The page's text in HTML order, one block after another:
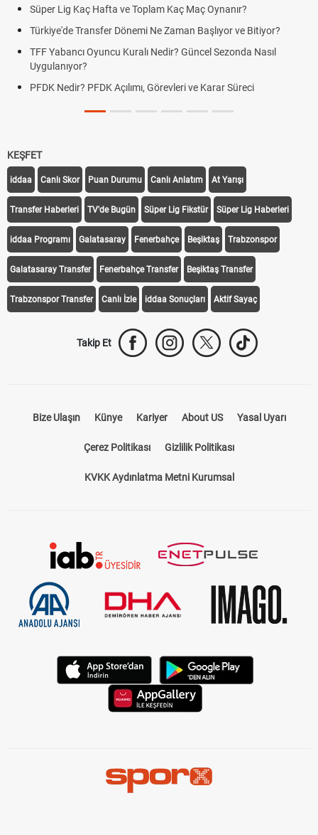
Süper Lig Kaç Hafta ve Toplam Kaç Maç Oynanır?
Türkiye'de Transfer Dönemi Ne Zaman Başlıyor ve Bitiyor?
TFF Yabancı Oyuncu Kuralı Nedir? Güncel Sezonda Nasıl
Uygulanıyor?
PFDK Nedir? PFDK Açılımı, Görevleri ve Karar Süreci
KEŞFET
iddaa Canlı Skor Puan Durumu Canlı Anlatım At Yarışı
Transfer Haberleri TV'de Bugün Süper Lig Fikstür Süper Lig Haberleri
iddaa Programı Galatasaray Fenerbahçe Beşiktaş Trabzonspor
Galatasaray Transfer Fenerbahçe Transfer Beşiktaş Transfer
Trabzonspor Transfer Canlı İzle iddaa Sonuçları Aktif Sayaç
Takip Et
Bize Ulaşın Künye Kariyer About US Yasal Uyarı
Çerez Politikası Gizlilik Politikası
KVKK Aydınlatma Metni Kurumsal